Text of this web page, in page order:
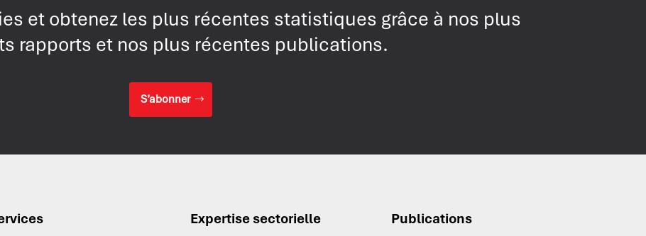
et obtenez les plus récentes statistiques grâce à nos plus
rapports et nos plus récentes publications.
S’abonner
Expertise sectorielle Publications